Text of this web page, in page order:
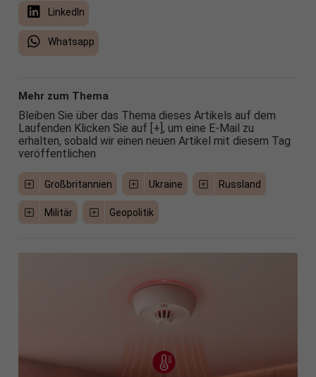
LinkedIn
Whatsapp
Mehr zum Thema
Bleiben Sie über das Thema dieses Artikels auf dem
Laufenden Klicken Sie auf [+], um eine E-Mail zu
erhalten, sobald wir einen neuen Artikel mit diesem Tag
veröffentlichen
Großbritannien Ukraine Russland
Militär Geopolitik